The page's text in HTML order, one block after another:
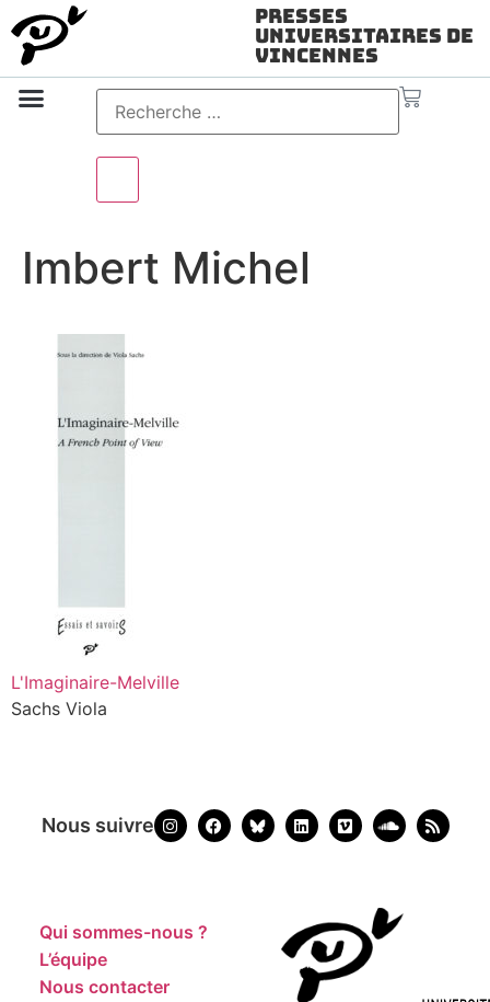
Presses
Universitaires de
Vincennes
Imbert Michel
L'Imaginaire-Melville
Sachs Viola
Nous suivre
Qui sommes-nous ?
L’équipe
Nous contacter